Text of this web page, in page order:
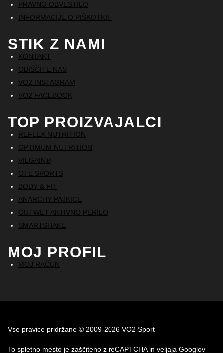
PRAVNO OBVESTILO
INFORMACIJE O PIŠKOTKIH
STIK Z NAMI
KONTAKT
OBIŠČITE NAS
VO2 INSTAGRAM
VO2 FACEBOOK
TOP PROIZVAJALCI
REFLEX NUTRITION
OPTIMUM NUTRITION
VILGAIN®
OTE SPORTS
BODY & FIT
ANARCHY PAJKICE
OUTWET AKTIVNO PERILO
SMARTSHAKE
MOJ PROFIL
MOJ RAČUN
Vse pravice pridržane © 2009-2026 VO2 Sport
To spletno mesto je zaščiteno z reCAPTCHA in veljaja Googlov